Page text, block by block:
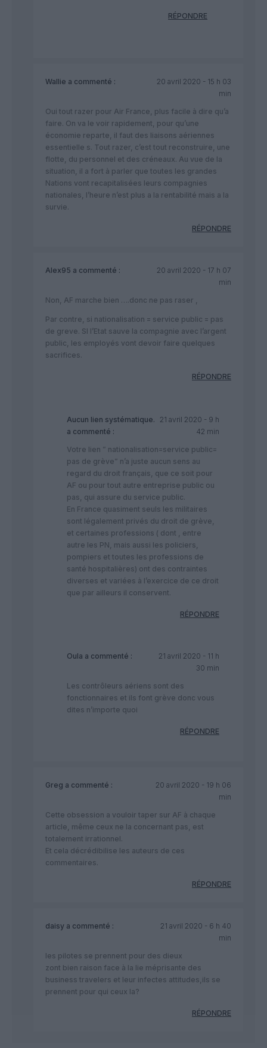
RÉPONDRE
Wallie a commenté :
20 avril 2020 - 15 h 03
min
Oui tout razer pour Air France, plus facile à dire qu’a
faire. On va le voir rapidement, pour qu’une
économie reparte, il faut des liaisons aériennes
essentielle s. Tout razer, c’est tout reconstruire, une
flotte, du personnel et des créneaux. Au vue de la
situation, il a fort à parler que toutes les grandes
Nations vont recapitalisées leurs compagnies
nationales, l’heure n’est plus a la rentabilité mais a la
survie.
RÉPONDRE
Alex95 a commenté :
20 avril 2020 - 17 h 07
min
Non, AF marche bien ….donc ne pas raser ,
Par contre, si nationalisation = service public = pas
de greve. SI l’Etat sauve la compagnie avec l’argent
public, les employés vont devoir faire quelques
sacrifices.
RÉPONDRE
Aucun lien systématique.
a commenté :
21 avril 2020 - 9 h
42 min
Votre lien ” nationalisation=service public=
pas de grève” n’a juste aucun sens au
regard du droit français, que ce soit pour
AF ou pour tout autre entreprise public ou
pas, qui assure du service public.
En France quasiment seuls les militaires
sont légalement privés du droit de grève,
et certaines professions ( dont , entre
autre les PN, mais aussi les policiers,
pompiers et toutes les professions de
santé hospitalières) ont des contraintes
diverses et variées à l’exercice de ce droit
que par ailleurs il conservent.
RÉPONDRE
Oula a commenté :
21 avril 2020 - 11 h
30 min
Les contrôleurs aériens sont des
fonctionnaires et ils font grève donc vous
dites n’importe quoi
RÉPONDRE
Greg a commenté :
20 avril 2020 - 19 h 06
min
Cette obsession a vouloir taper sur AF à chaque
article, même ceux ne la concernant pas, est
totalement irrationnel.
Et cela décrédibilise les auteurs de ces
commentaires.
RÉPONDRE
daisy a commenté :
21 avril 2020 - 6 h 40
min
les pilotes se prennent pour des dieux
zont bien raison face à la lie méprisante des
business travelers et leur infectes attitudes,ils se
prennent pour qui ceux la?
RÉPONDRE